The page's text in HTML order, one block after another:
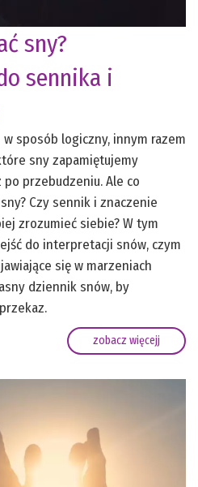
sny?
sennika i
w sposób logiczny, innym razem
sny zapamiętujemy
przebudzeniu. Ale co
Czy sennik i znaczenie
zrozumieć siebie? W tym
do interpretacji snów, czym
się w marzeniach
dziennik snów, by
zobacz więcejj